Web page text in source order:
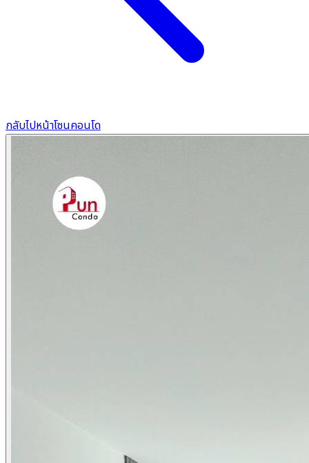
กลับไปหน้าโซนคอนโด